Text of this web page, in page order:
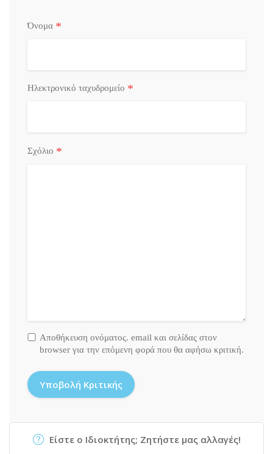
Όνομα *
Ηλεκτρονικό ταχυδρομείο *
Σχόλιο *
Αποθήκευση ονόματος. email και σελίδας στον
browser για την επόμενη φορά που θα αφήσω κριτική.
Είστε ο Ιδιοκτήτης; Ζητήστε μας αλλαγές!